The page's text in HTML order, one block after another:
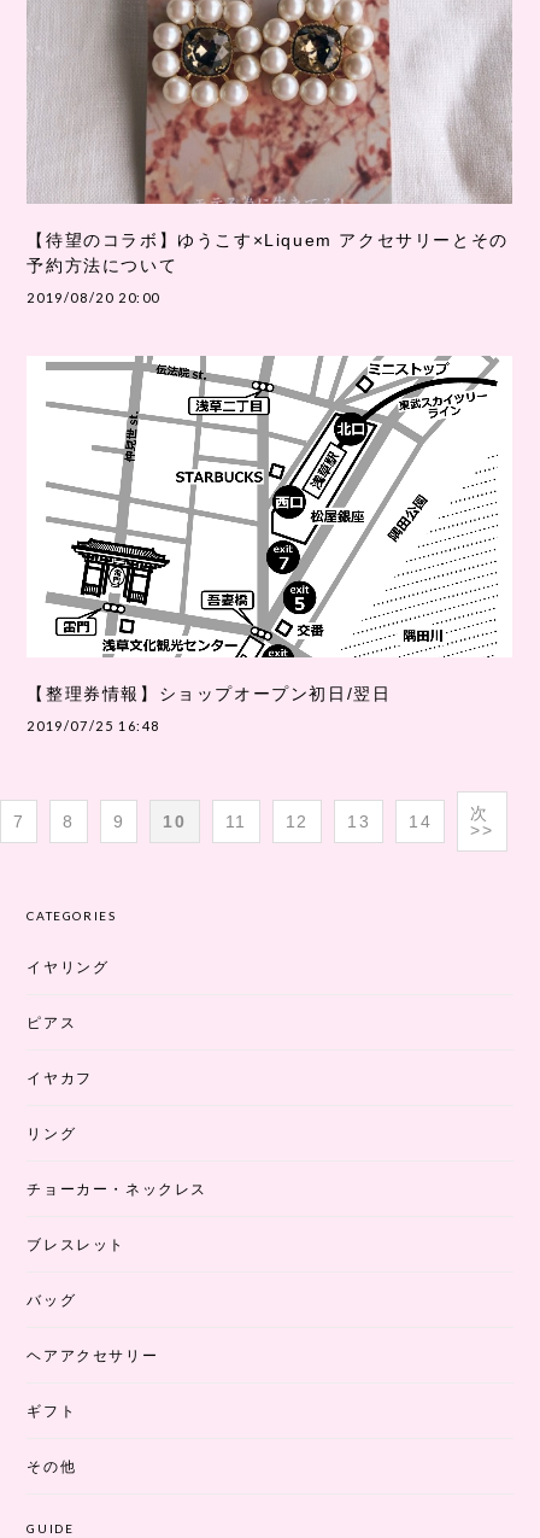
【待望のコラボ】ゆうこす×Liquem アクセサリーとその
予約方法について
2019/08/20 20:00
【整理券情報】ショップオープン初日/翌日
2019/07/25 16:48
7 8 9 10 11 12 13 14
次
>>
CATEGORIES
イヤリング
ピアス
イヤカフ
リング
チョーカー・ネックレス
ブレスレット
バッグ
ヘアアクセサリー
ギフト
その他
GUIDE